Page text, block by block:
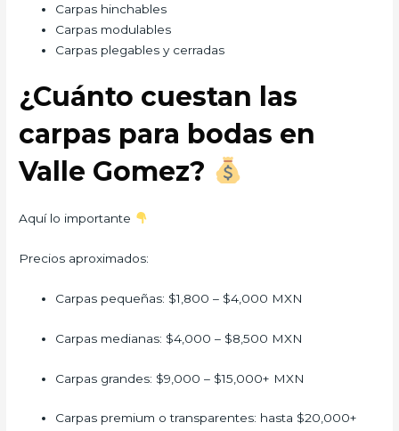
Carpas hinchables
Carpas modulables
Carpas plegables y cerradas
¿Cuánto cuestan las
carpas para bodas en
Valle Gomez?
Aquí lo importante
Precios aproximados:
Carpas pequeñas: $1,800 – $4,000 MXN
Carpas medianas: $4,000 – $8,500 MXN
Carpas grandes: $9,000 – $15,000+ MXN
Carpas premium o transparentes: hasta $20,000+